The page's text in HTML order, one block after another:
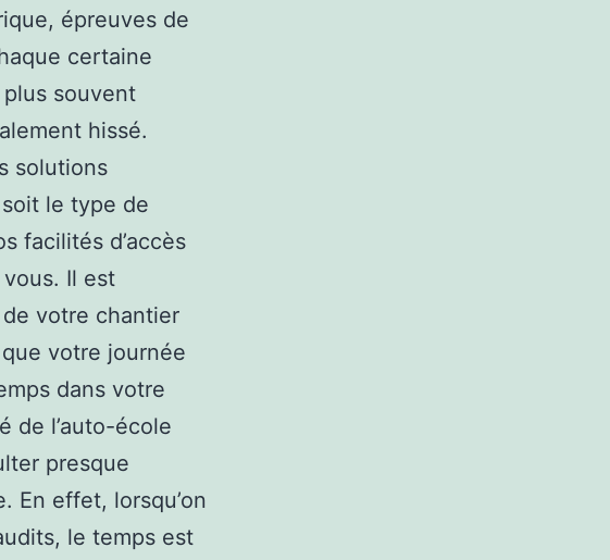
épreuves de
certaine
souvent
hissé.
solutions
le type de
facilités d’accès
Il est
votre chantier
votre journée
dans votre
de l’auto-école
presque
En effet, lorsqu’on
le temps est